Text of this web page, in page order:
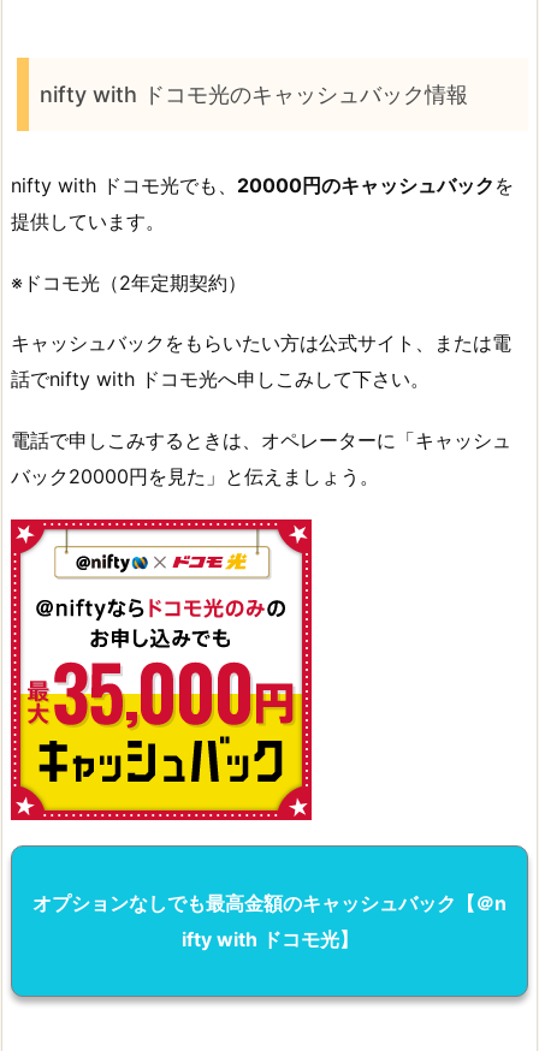
nifty with ドコモ光のキャッシュバック情報
nifty with ドコモ光でも、 20000円のキャッシュバック を
提供しています。
※ドコモ光（2年定期契約）
キャッシュバックをもらいたい方は公式サイト、または電
話でnifty with ドコモ光へ申しこみして下さい。
電話で申しこみするときは、オペレーターに「キャッシュ
バック20000円を見た」と伝えましょう。
オプションなしでも最高金額のキャッシュバック【＠n
ifty with ドコモ光】